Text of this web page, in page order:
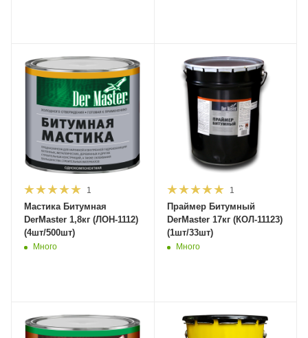
1
Мастика Битумная
DerMaster 1,8кг (ЛОН-1112)
(4шт/500шт)
Много
1
Праймер Битумный
DerMaster 17кг (КОЛ-11123)
(1шт/33шт)
Много